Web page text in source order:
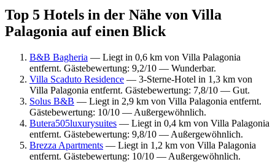
Top 5 Hotels in der Nähe von Villa
Palagonia auf einen Blick
B&B Bagheria — Liegt in 0,6 km von Villa Palagonia
entfernt. Gästebewertung: 9,2/10 — Wunderbar.
Villa Scaduto Residence — 3-Sterne-Hotel in 1,3 km von
Villa Palagonia entfernt. Gästebewertung: 7,8/10 — Gut.
Solus B&B — Liegt in 2,9 km von Villa Palagonia entfernt.
Gästebewertung: 10/10 — Außergewöhnlich.
Butera505luxurysuites — Liegt in 0,4 km von Villa Palagonia
entfernt. Gästebewertung: 9,8/10 — Außergewöhnlich.
Brezza Apartments — Liegt in 1,2 km von Villa Palagonia
entfernt. Gästebewertung: 10/10 — Außergewöhnlich.